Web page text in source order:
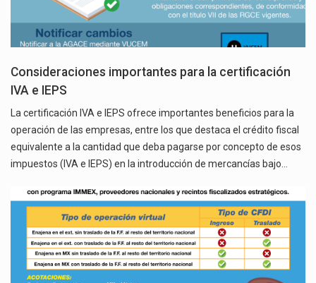
Consideraciones importantes para la certificación
IVA e IEPS
La certificación IVA e IEPS ofrece importantes beneficios para la
operación de las empresas, entre los que destaca el crédito fiscal
equivalente a la cantidad que deba pagarse por concepto de esos
impuestos (IVA e IEPS) en la introducción de mercancías bajo…